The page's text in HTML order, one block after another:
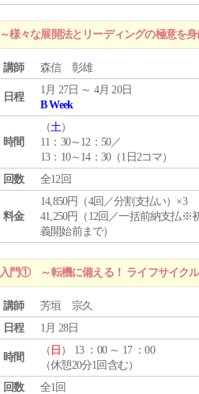
々な展開法とリーディングの極意を身
講師 森信 彰雄
日程
1月 27日 ～ 4月 20日
B Week
時間
（土）
11：30～12：50／
13：10～14：30（1日2コマ）
回数
全12回
料金
14,850円（4回／分割支払い）×3
41,250円（12回／一括前納支払※
義開始前まで）
門① ～転機に備える！ ライフサイク
講師
芳垣 宗久
日程
1月 28日
時間
（ 日 ） 13 ：00 ～ 17 ：00
（休憩20分1回含む）
回数
全1回